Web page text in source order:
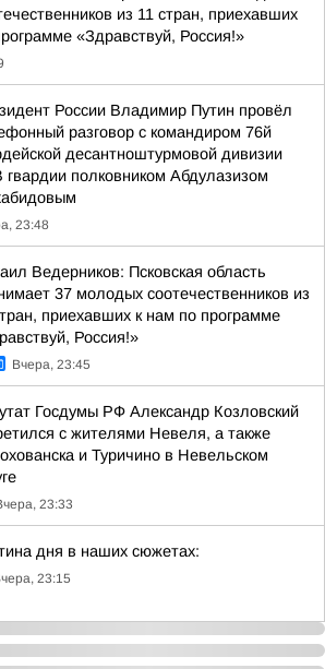
из 11 стран, приехавших
«Здравствуй, Россия!»
России Владимир Путин провёл
разговор с командиром 76й
десантноштурмовой дивизии
полковником Абдулазизом
23:48
Ведерников: Псковская область
37 молодых соотечественников из
приехавших к нам по программе
Россия!»
Вчера, 23:45
Госдумы РФ Александр Козловский
с жителями Невеля, а также
и Туричино в Невельском
23:33
дня в наших сюжетах:
23:15